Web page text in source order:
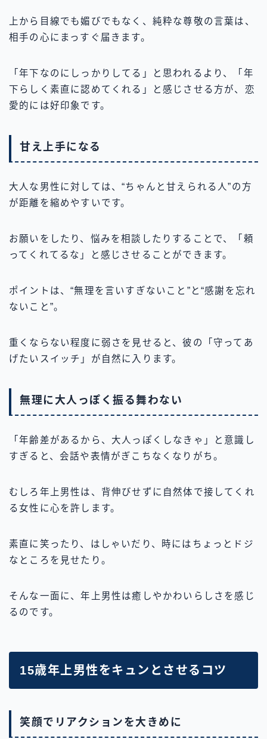
上から目線でも媚びでもなく、純粋な尊敬の言葉は、
相手の心にまっすぐ届きます。
「年下なのにしっかりしてる」と思われるより、「年
下らしく素直に認めてくれる」と感じさせる方が、恋
愛的には好印象です。
甘え上手になる
大人な男性に対しては、“ちゃんと甘えられる人”の方
が距離を縮めやすいです。
お願いをしたり、悩みを相談したりすることで、「頼
ってくれてるな」と感じさせることができます。
ポイントは、“無理を言いすぎないこと”と“感謝を忘れ
ないこと”。
重くならない程度に弱さを見せると、彼の「守ってあ
げたいスイッチ」が自然に入ります。
無理に大人っぽく振る舞わない
「年齢差があるから、大人っぽくしなきゃ」と意識し
すぎると、会話や表情がぎこちなくなりがち。
むしろ年上男性は、背伸びせずに自然体で接してくれ
る女性に心を許します。
素直に笑ったり、はしゃいだり、時にはちょっとドジ
なところを見せたり。
そんな一面に、年上男性は癒しやかわいらしさを感じ
るのです。
15歳年上男性をキュンとさせるコツ
笑顔でリアクションを大きめに